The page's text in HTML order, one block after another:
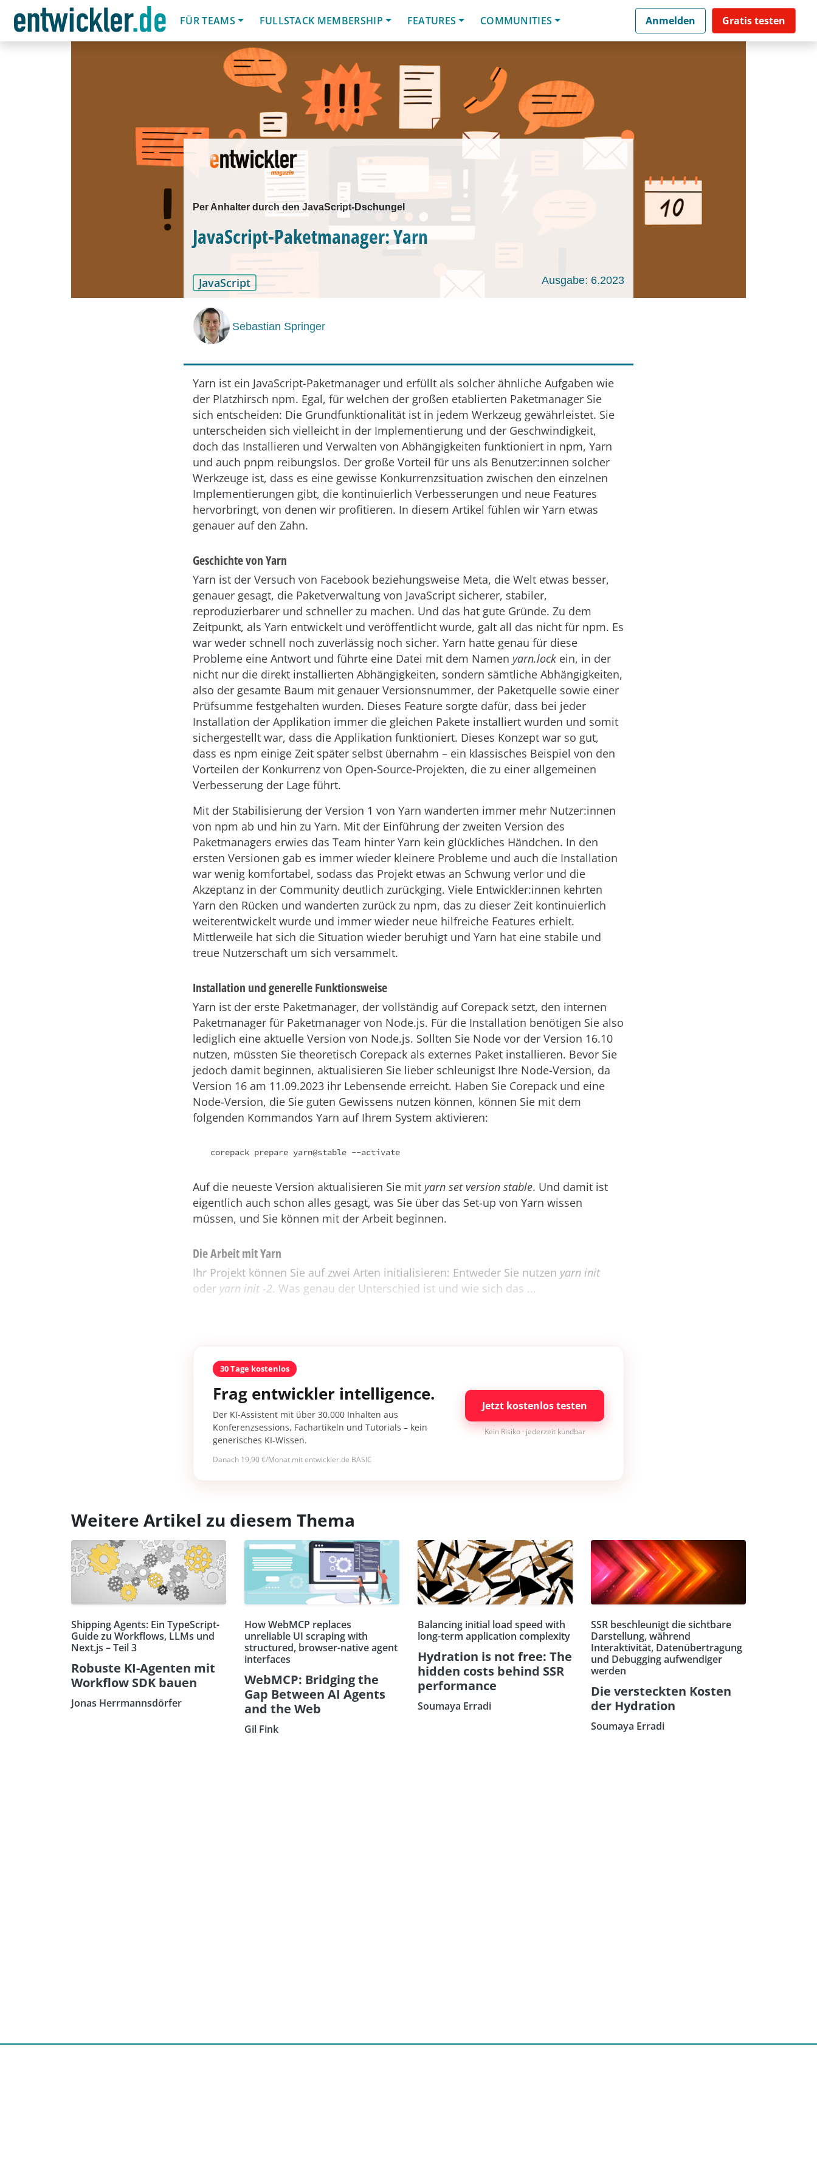
FÜR TEAMS
FULLSTACK MEMBERSHIP FEATURES COMMUNITIES Anmelden Gratis testen
Per Anhalter durch den JavaScript-Dschungel
JavaScript-Paketmanager: Yarn
JavaScript Ausgabe: 6.2023
Sebastian Springer
Yarn ist ein JavaScript-Paketmanager und erfüllt als solcher ähnliche Aufgaben wie
der Platzhirsch npm. Egal, für welchen der großen etablierten Paketmanager Sie
sich entscheiden: Die Grundfunktionalität ist in jedem Werkzeug gewährleistet. Sie
unterscheiden sich vielleicht in der Implementierung und der Geschwindigkeit,
doch das Installieren und Verwalten von Abhängigkeiten funktioniert in npm, Yarn
und auch pnpm reibungslos. Der große Vorteil für uns als Benutzer:innen solcher
Werkzeuge ist, dass es eine gewisse Konkurrenzsituation zwischen den einzelnen
Implementierungen gibt, die kontinuierlich Verbesserungen und neue Features
hervorbringt, von denen wir profitieren. In diesem Artikel fühlen wir Yarn etwas
genauer auf den Zahn.
Geschichte von Yarn
Yarn ist der Versuch von Facebook beziehungsweise Meta, die Welt etwas besser,
genauer gesagt, die Paketverwaltung von JavaScript sicherer, stabiler,
reproduzierbarer und schneller zu machen. Und das hat gute Gründe. Zu dem
Zeitpunkt, als Yarn entwickelt und veröffentlicht wurde, galt all das nicht für npm. Es
war weder schnell noch zuverlässig noch sicher. Yarn hatte genau für diese
Probleme eine Antwort und führte eine Datei mit dem Namen yarn.lock ein, in der
nicht nur die direkt installierten Abhängigkeiten, sondern sämtliche Abhängigkeiten,
also der gesamte Baum mit genauer Versionsnummer, der Paketquelle sowie einer
Prüfsumme festgehalten wurden. Dieses Feature sorgte dafür, dass bei jeder
Installation der Applikation immer die gleichen Pakete installiert wurden und somit
sichergestellt war, dass die Applikation funktioniert. Dieses Konzept war so gut,
dass es npm einige Zeit später selbst übernahm – ein klassisches Beispiel von den
Vorteilen der Konkurrenz von Open-Source-Projekten, die zu einer allgemeinen
Verbesserung der Lage führt.
Mit der Stabilisierung der Version 1 von Yarn wanderten immer mehr Nutzer:innen
von npm ab und hin zu Yarn. Mit der Einführung der zweiten Version des
Paketmanagers erwies das Team hinter Yarn kein glückliches Händchen. In den
ersten Versionen gab es immer wieder kleinere Probleme und auch die Installation
war wenig komfortabel, sodass das Projekt etwas an Schwung verlor und die
Akzeptanz in der Community deutlich zurückging. Viele Entwickler:innen kehrten
Yarn den Rücken und wanderten zurück zu npm, das zu dieser Zeit kontinuierlich
weiterentwickelt wurde und immer wieder neue hilfreiche Features erhielt.
Mittlerweile hat sich die Situation wieder beruhigt und Yarn hat eine stabile und
treue Nutzerschaft um sich versammelt.
Installation und generelle Funktionsweise
Yarn ist der erste Paketmanager, der vollständig auf Corepack setzt, den internen
Paketmanager für Paketmanager von Node.js. Für die Installation benötigen Sie also
lediglich eine aktuelle Version von Node.js. Sollten Sie Node vor der Version 16.10
nutzen, müssten Sie theoretisch Corepack als externes Paket installieren. Bevor Sie
jedoch damit beginnen, aktualisieren Sie lieber schleunigst Ihre Node-Version, da
Version 16 am 11.09.2023 ihr Lebensende erreicht. Haben Sie Corepack und eine
Node-Version, die Sie guten Gewissens nutzen können, können Sie mit dem
folgenden Kommandos Yarn auf Ihrem System aktivieren:
corepack prepare yarn@stable --activate
Auf die neueste Version aktualisieren Sie mit yarn set version stable. Und damit ist
eigentlich auch schon alles gesagt, was Sie über das Set-up von Yarn wissen
müssen, und Sie können mit der Arbeit beginnen.
Die Arbeit mit Yarn
Ihr Projekt können Sie auf zwei Arten initialisieren: Entweder Sie nutzen yarn init
oder yarn init -2. Was genau der Unterschied ist und wie sich das ...
30 Tage kostenlos
Frag entwickler intelligence.
Der KI-Assistent mit über 30.000 Inhalten aus
Konferenzsessions, Fachartikeln und Tutorials – kein
generisches KI-Wissen.
Danach 19,90 €/Monat mit entwickler.de BASIC
Jetzt kostenlos testen
Kein Risiko · jederzeit kündbar
Weitere Artikel zu diesem Thema
Shipping Agents: Ein TypeScript-
Guide zu Workflows, LLMs und
Next.js – Teil 3
Robuste KI-Agenten mit
Workflow SDK bauen
Jonas Herrmannsdörfer
How WebMCP replaces
unreliable UI scraping with
structured, browser-native agent
interfaces
WebMCP: Bridging the
Gap Between AI Agents
and the Web
Gil Fink
Balancing initial load speed with
long-term application complexity
Hydration is not free: The
hidden costs behind SSR
performance
Soumaya Erradi
SSR beschleunigt die sichtbare
Darstellung, während
Interaktivität, Datenübertragung
und Debugging aufwendiger
werden
Die versteckten Kosten
der Hydration
Soumaya Erradi